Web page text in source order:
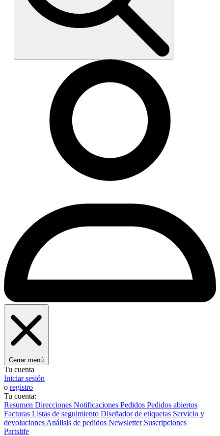
Cerrar menú
Tu cuenta
Iniciar sesión
o registro
Tu cuenta:
Resumen Direcciones Notificaciones Pedidos Pedidos abiertos
Facturas Listas de seguimiento Diseñador de etiquetas Servicio y
devoluciones Análisis de pedidos Newsletter Suscripciones
Partslife